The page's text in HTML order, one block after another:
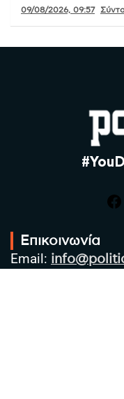
09/08/2026, 09:57
Επικοινωνία
Email: